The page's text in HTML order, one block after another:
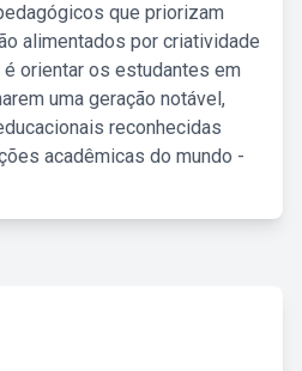
que priorizam
alimentados por criatividade
orientar os estudantes em
uma geração notável,
reconhecidas
acadêmicas do mundo -